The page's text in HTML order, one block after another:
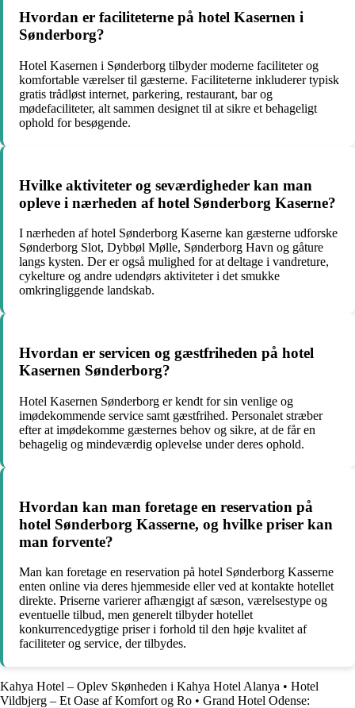
Hvordan er faciliteterne på hotel Kasernen i
Sønderborg?
Hotel Kasernen i Sønderborg tilbyder moderne faciliteter og
komfortable værelser til gæsterne. Faciliteterne inkluderer typisk
gratis trådløst internet, parkering, restaurant, bar og
mødefaciliteter, alt sammen designet til at sikre et behageligt
ophold for besøgende.
Hvilke aktiviteter og seværdigheder kan man
opleve i nærheden af hotel Sønderborg Kaserne?
I nærheden af hotel Sønderborg Kaserne kan gæsterne udforske
Sønderborg Slot, Dybbøl Mølle, Sønderborg Havn og gåture
langs kysten. Der er også mulighed for at deltage i vandreture,
cykelture og andre udendørs aktiviteter i det smukke
omkringliggende landskab.
Hvordan er servicen og gæstfriheden på hotel
Kasernen Sønderborg?
Hotel Kasernen Sønderborg er kendt for sin venlige og
imødekommende service samt gæstfrihed. Personalet stræber
efter at imødekomme gæsternes behov og sikre, at de får en
behagelig og mindeværdig oplevelse under deres ophold.
Hvordan kan man foretage en reservation på
hotel Sønderborg Kasserne, og hvilke priser kan
man forvente?
Man kan foretage en reservation på hotel Sønderborg Kasserne
enten online via deres hjemmeside eller ved at kontakte hotellet
direkte. Priserne varierer afhængigt af sæson, værelsestype og
eventuelle tilbud, men generelt tilbyder hotellet
konkurrencedygtige priser i forhold til den høje kvalitet af
faciliteter og service, der tilbydes.
Kahya Hotel – Oplev Skønheden i Kahya Hotel Alanya • Hotel
Vildbjerg – Et Oase af Komfort og Ro • Grand Hotel Odense: